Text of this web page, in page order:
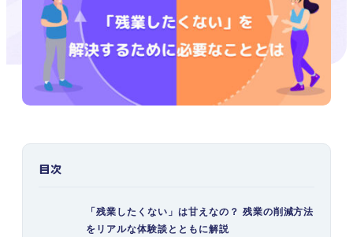
目次
「残業したくない」は甘えなの？ 残業の削減方法
をリアルな体験談とともに解説